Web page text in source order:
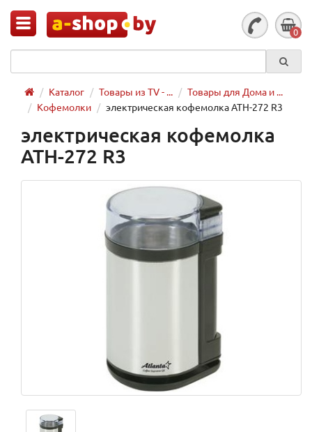
0
Каталог Товары из TV - ...
Товары для Дома и ...
Кофемолки
электрическая кофемолка ATH-272 R3
электрическая кофемолка
ATH-272 R3